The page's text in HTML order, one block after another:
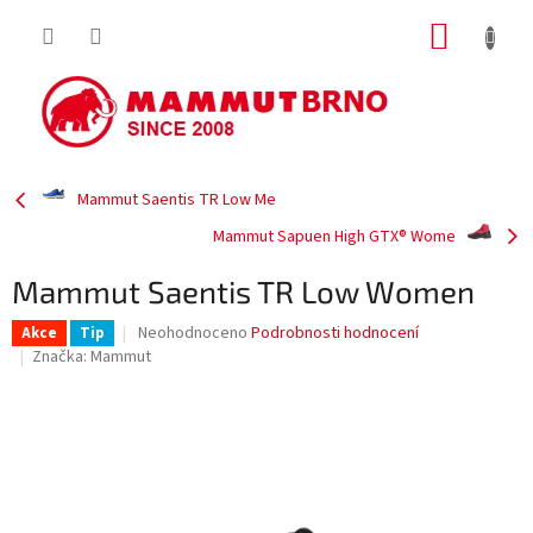
Mammut Saentis TR Low Me
Mammut Sapuen High GTX® Wome
Mammut Saentis TR Low Women
Akce Tip
Průměrné
hodnocení
Neohodnoceno Podrobnosti hodnocení
Značka: Mammut